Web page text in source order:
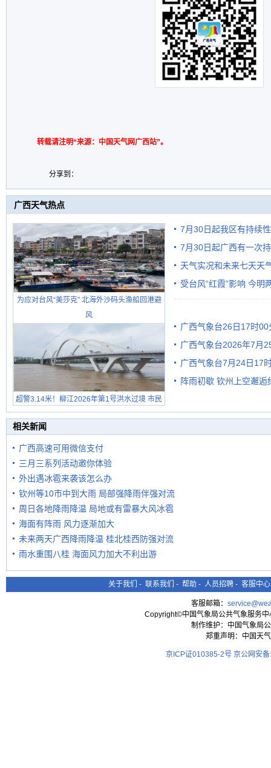
转载请注明“来源：中国天气网广西站”。
分享到：
广西天气热点
为应对台风“美莎克” 北海外沙码头渔船回港避
风
超警3.14米！柳江2026年第1号洪水过境 市民
在堤岸见证汛况
7月30日起我区有持续
7月30日起广西有一次
天气实况和未来七天天
受台风“红霞”影响 今明
广西气象台26日17时
广西气象台2026年7月
级预警
广西气象台7月24日17
阵雨初歇 钦州上空邂逅
相关新闻
广西高速可用微信支付
三月三系列活动邀你体验
外出遇冰雹来袭该怎么办
钦州等10市中到大雨 局部强降雨伴强对流
周日各地降雨降温 局地或有雷暴大风冰雹
海面有阵雨 风力逐渐加大
未来两天广西降雨降温 桂北桂西防强对流
雨水重围八桂 海面风力加大不利出游
关于我们 - 联系我们 - 帮助 - 人员招聘 - 客服中心
客服邮箱：
Copyright©中国气象局公共气象服务
制作维护：中国气象局
郑重声明：中国天
京ICP证010385-2号 京公网安